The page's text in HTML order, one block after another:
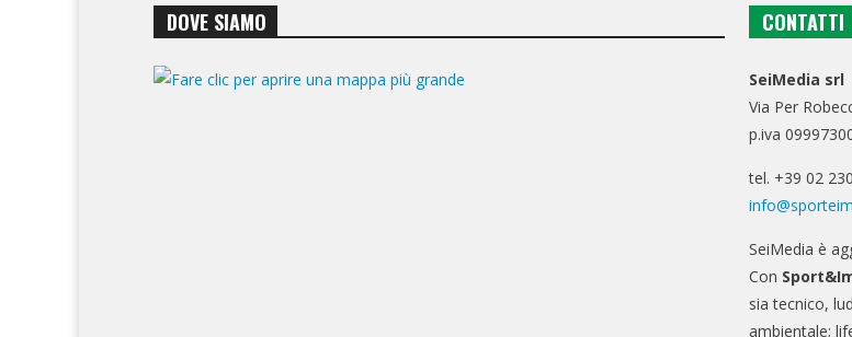
DOVE SIAMO CONTATTI
SeiMedia srl
Via Per
p.iva
tel. +39 02
SeiMedia è
Con
sia tecnico,
ambientale;